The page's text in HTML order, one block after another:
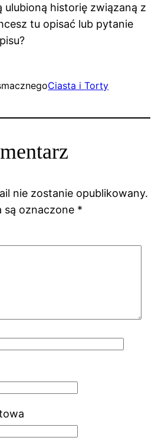
ulubioną historię związaną z
tu opisać lub pytanie
Ciasta i Torty
nie zostanie opublikowany.
są oznaczone *